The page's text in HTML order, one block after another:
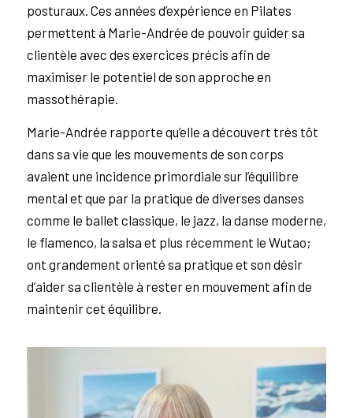
posturaux. Ces années d’expérience en Pilates
permettent à Marie-Andrée de pouvoir guider sa
clientèle avec des exercices précis afin de
maximiser le potentiel de son approche en
massothérapie.
Marie-Andrée rapporte qu’elle a découvert très tôt
dans sa vie que les mouvements de son corps
avaient une incidence primordiale sur l’équilibre
mental et que par la pratique de diverses danses
comme le ballet classique, le jazz, la danse moderne,
le flamenco, la salsa et plus récemment le Wutao;
ont grandement orienté sa pratique et son désir
d’aider sa clientèle à rester en mouvement afin de
maintenir cet équilibre.